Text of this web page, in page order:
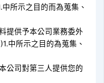
所示之目的而為蒐集、
提供予本公司業務委外
中所示之目的為蒐集、
公司對第三人提供您的